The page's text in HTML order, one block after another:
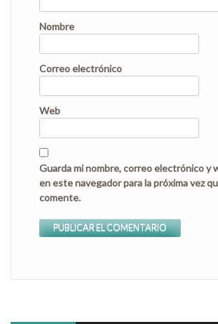
Nombre
Correo electrónico
Web
Guarda mi nombre, correo electrónico y
en este navegador para la próxima vez
comente.